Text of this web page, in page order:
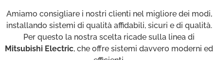
Amiamo consigliare i nostri clienti nel migliore dei modi,
installando sistemi di qualità affidabili, sicuri e di qualità.
Per questo la nostra scelta ricade sulla linea di
Mitsubishi Electric, che offre sistemi davvero moderni ed